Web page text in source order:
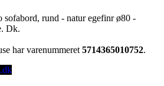
sofabord, rund - natur egefinr ø80 -
Dk.
har varenummeret 5714365010752.